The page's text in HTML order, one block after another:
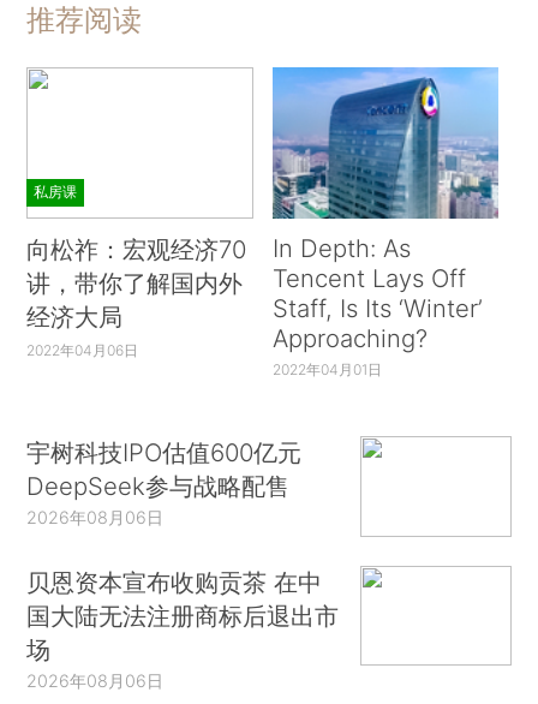
推荐阅读
私房课
向松祚：宏观经济70
讲，带你了解国内外
经济大局
2022年04月06日
In Depth: As
Tencent Lays Off
Staff, Is Its ‘Winter’
Approaching?
2022年04月01日
宇树科技IPO估值600亿元
DeepSeek参与战略配售
2026年08月06日
贝恩资本宣布收购贡茶 在中
国大陆无法注册商标后退出市
场
2026年08月06日